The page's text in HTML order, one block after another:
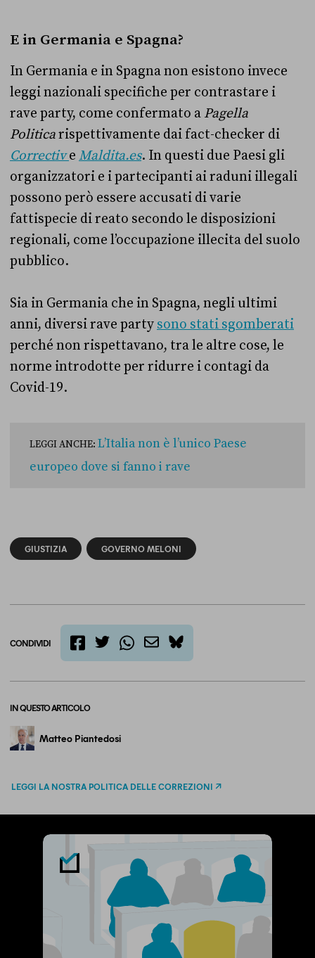
E in Germania e Spagna?
In Germania e in Spagna non esistono invece
leggi nazionali specifiche per contrastare i
rave party, come confermato a Pagella
Politicarispettivamente dai fact-checker di
Corrective Maldita.es. In questi due Paesi gli
organizzatori e i partecipanti ai raduni illegali
possono però essere accusati di varie
fattispecie di reato secondo le disposizioni
regionali, come l’occupazione illecita del suolo
pubblico.
Sia in Germania che in Spagna, negli ultimi
anni, diversi rave party sono stati sgomberati
perché non rispettavano, tra le altre cose, le
norme introdotte per ridurre i contagi da
Covid-19.
LEGGI ANCHE: L’Italia non è l’unico Paese
europeo dove si fanno i rave
GIUSTIZIA GOVERNO MELONI
CONDIVIDI
bluesky
IN QUESTO ARTICOLO
Matteo Piantedosi
LEGGI LA NOSTRA POLITICA DELLE CORREZIONI